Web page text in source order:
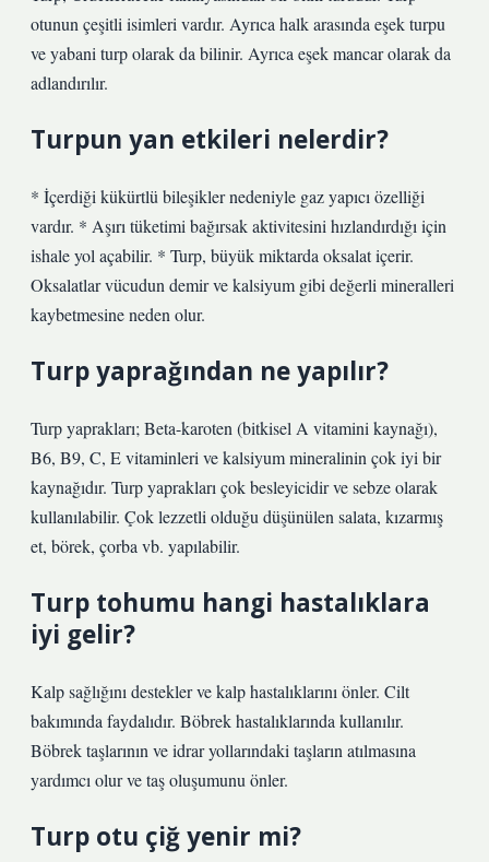
otunun çeşitli isimleri vardır. Ayrıca halk arasında eşek turpu
ve yabani turp olarak da bilinir. Ayrıca eşek mancar olarak da
adlandırılır.
Turpun yan etkileri nelerdir?
* İçerdiği kükürtlü bileşikler nedeniyle gaz yapıcı özelliği
vardır. * Aşırı tüketimi bağırsak aktivitesini hızlandırdığı için
ishale yol açabilir. * Turp, büyük miktarda oksalat içerir.
Oksalatlar vücudun demir ve kalsiyum gibi değerli mineralleri
kaybetmesine neden olur.
Turp yaprağından ne yapılır?
Turp yaprakları; Beta-karoten (bitkisel A vitamini kaynağı),
B6, B9, C, E vitaminleri ve kalsiyum mineralinin çok iyi bir
kaynağıdır. Turp yaprakları çok besleyicidir ve sebze olarak
kullanılabilir. Çok lezzetli olduğu düşünülen salata, kızarmış
et, börek, çorba vb. yapılabilir.
Turp tohumu hangi hastalıklara
iyi gelir?
Kalp sağlığını destekler ve kalp hastalıklarını önler. Cilt
bakımında faydalıdır. Böbrek hastalıklarında kullanılır.
Böbrek taşlarının ve idrar yollarındaki taşların atılmasına
yardımcı olur ve taş oluşumunu önler.
Turp otu çiğ yenir mi?